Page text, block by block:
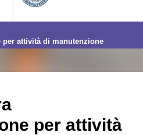
attività di manutenzione
per attività